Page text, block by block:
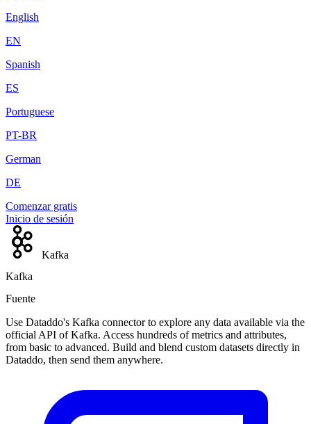
English
EN
Spanish
ES
Portuguese
PT-BR
German
DE
Comenzar gratis
Inicio de sesión
Kafka
Kafka
Fuente
Use Dataddo's Kafka connector to explore any data available via the
official API of Kafka. Access hundreds of metrics and attributes,
from basic to advanced. Build and blend custom datasets directly in
Dataddo, then send them anywhere.